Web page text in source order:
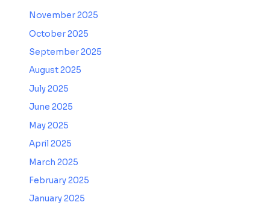
November 2025
October 2025
September 2025
August 2025
July 2025
June 2025
May 2025
April 2025
March 2025
February 2025
January 2025